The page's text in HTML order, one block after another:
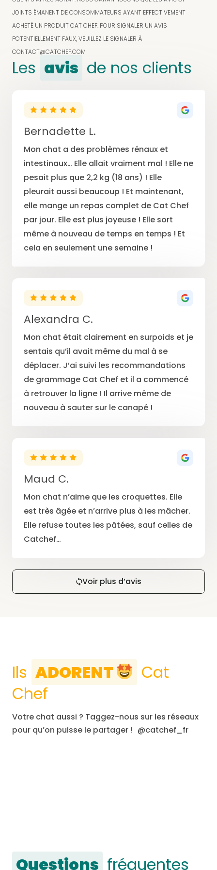
JOINTS ÉMANENT DE CONSOMMATEURS AYANT EFFECTIVEMENT
ACHETÉ UN PRODUIT CAT CHEF. POUR SIGNALER UN AVIS
POTENTIELLEMENT FAUX, VEUILLEZ LE SIGNALER À
CONTACT@CATCHEF.COM
Les avis de nos clients
Bernadette L.
Mon chat a des problèmes rénaux et
intestinaux… Elle allait vraiment mal ! Elle ne
pesait plus que 2,2 kg (18 ans) ! Elle
pleurait aussi beaucoup ! Et maintenant,
elle mange un repas complet de Cat Chef
par jour. Elle est plus joyeuse ! Elle sort
même à nouveau de temps en temps ! Et
cela en seulement une semaine !
Alexandra C.
Mon chat était clairement en surpoids et je
sentais qu’il avait même du mal à se
déplacer. J’ai suivi les recommandations
de grammage Cat Chef et il a commencé
à retrouver la ligne ! Il arrive même de
nouveau à sauter sur le canapé !
Maud C.
Mon chat n’aime que les croquettes. Elle
est très âgée et n’arrive plus à les mâcher.
Elle refuse toutes les pâtées, sauf celles de
Catchef…
Voir plus d’avis
Ils ADORENT
Cat
Chef
Votre chat aussi ? Taggez-nous sur les réseaux
pour qu’on puisse le partager ! @catchef_fr
Questions fréquentes